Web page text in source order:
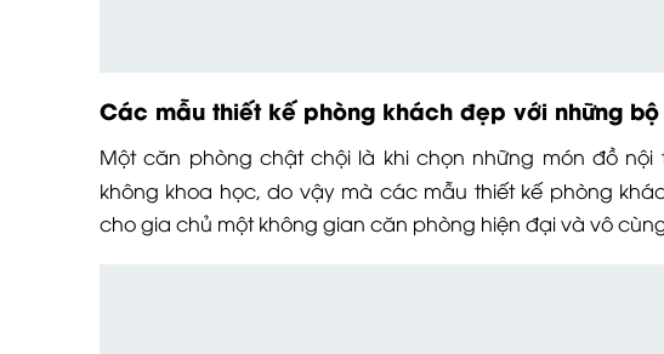
Các mẫu thiết kế phòng khách đẹp với những
Một căn phòng chật chội là khi chọn những món đồ
không khoa học, do vậy mà các mẫu thiết kế phòng
cho gia chủ một không gian căn phòng hiện đại và vô